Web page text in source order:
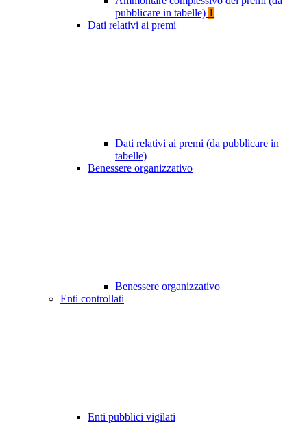
pubblicare in tabelle) 1
Dati relativi ai premi
Dati relativi ai premi (da pubblicare in
tabelle)
Benessere organizzativo
Benessere organizzativo
Enti controllati
Enti pubblici vigilati